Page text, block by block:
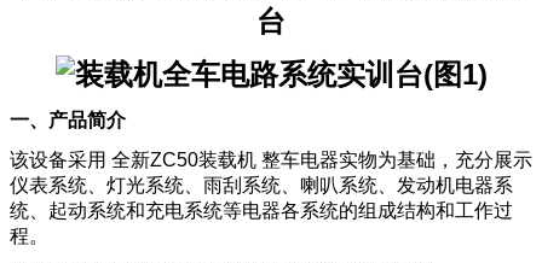
台
一、产品简介
该设备采用 全新ZC50装载机 整车电器实物为基础，充分展示
仪表系统、灯光系统、雨刮系统、喇叭系统、发动机电器系
统、起动系统和充电系统等电器各系统的组成结构和工作过
程。